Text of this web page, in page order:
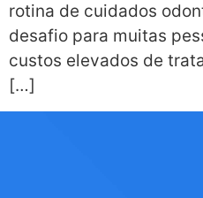
rotina de cuidados
desafio para muitas
custos elevados de
[…]